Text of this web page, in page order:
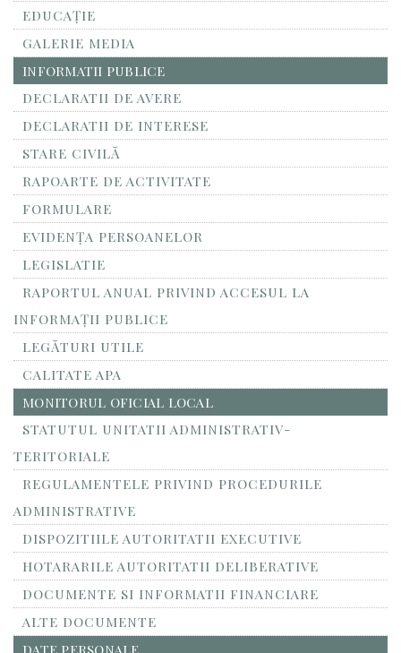
EDUCAȚIE
GALERIE MEDIA
INFORMATII PUBLICE
DECLARATII DE AVERE
DECLARATII DE INTERESE
STARE CIVILĂ
RAPOARTE DE ACTIVITATE
FORMULARE
EVIDENȚA PERSOANELOR
LEGISLATIE
RAPORTUL ANUAL PRIVIND ACCESUL LA
INFORMAŢII PUBLICE
LEGĂTURI UTILE
CALITATE APA
MONITORUL OFICIAL LOCAL
STATUTUL UNITATII ADMINISTRATIV-
TERITORIALE
REGULAMENTELE PRIVIND PROCEDURILE
ADMINISTRATIVE
DISPOZITIILE AUTORITATII EXECUTIVE
HOTARARILE AUTORITATII DELIBERATIVE
DOCUMENTE SI INFORMATII FINANCIARE
ALTE DOCUMENTE
DATE PERSONALE